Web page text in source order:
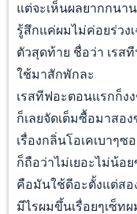
แต่จะเห็นผลยากกนา
รู้สึกแค่ผมไม่ค่อยร่วง
ตัวสุดท้าย ชื่อว่า เรส
ใช้มาสักพักละ
เรสทีฟอะตอนแรกก็ง
ก็เลยจัดเต็มซื้อมาสอ
เรื่องกลิ่นโอเคเบาๆ
ก็ถือว่าไม่เยอะไม่น้อ
คือมันใช้ดีอะตั้งแต่สอ
มีไรผมขึ้นเรื่อยๆเซ็ท